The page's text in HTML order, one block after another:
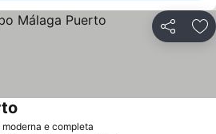
Partilhar
e completa